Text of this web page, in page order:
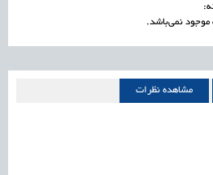
موجود نمی‌باشد.
مشاهده نظرات